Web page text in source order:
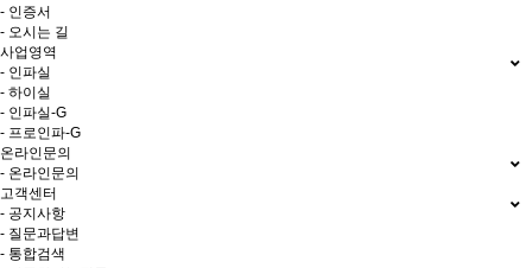
- 인증서
- 오시는 길
사업영역
- 인파실
- 하이실
- 인파실-G
- 프로인파-G
온라인문의
- 온라인문의
고객센터
- 공지사항
- 질문과답변
- 통합검색